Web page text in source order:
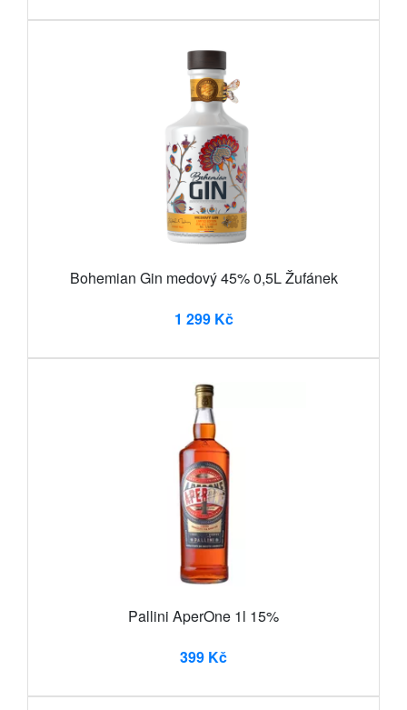
Bohemian Gin medový 45% 0,5L Žufánek
1 299 Kč
Pallini AperOne 1l 15%
399 Kč